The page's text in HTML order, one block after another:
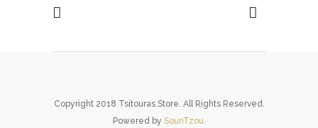
Copyright 2018 Tsitouras.Store. All Rights Reserved.
Powered by SounTzou.